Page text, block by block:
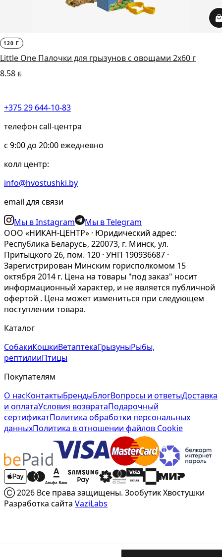
120 Г
Little One Палочки для грызунов с овощами 2х60 г
8.58 BYN
+375 29 644-10-83
телефон call-центра
c 9:00 до 20:00 ежедневно
колл центр:
info@hvostushki.by
email для связи
Мы в Instagram
Мы в Telegram
ООО «НИКАН-ЦЕНТР» · Юридический адрес:
Республика Беларусь, 220073, г. Минск, ул.
Притыцкого 26, пом. 120 · УНП 190936687 ·
Зарегистрирован Минским горисполкомом 15
октября 2014 г. Цена на товары "под заказ" носит
информационный характер, и не является публичной
офертой . Цена может измениться при следующем
поступлении товара.
Каталог
СобакиКошкиВетаптекаГрызуныРыбы,
рептилииПтицы
Покупателям
О насКонтактыБрендыБлогВопросы и ответыДоставка
и оплатаУсловия возвратаПодарочный
сертификатПолитика обработки персональных
данныхПолитика в отношении файлов Cookie
Ⓒ 2026 Все права защищены. Зообутик Хвостушки
Разработка сайта VaziLabs